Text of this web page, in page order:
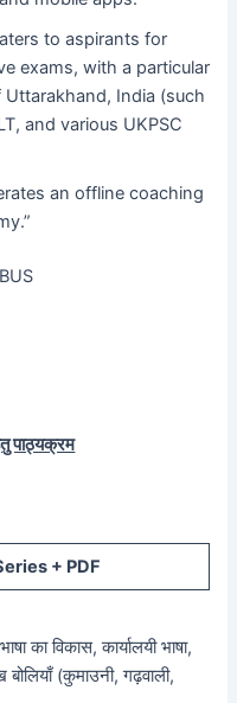
to aspirants for
exams, with a particular
India (such
and various UKPSC
an offline coaching
पाठ्यक्रम
+ PDF
का विकास, कार्यालयी भाषा,
(कुमाउनी, गढ़वाली,